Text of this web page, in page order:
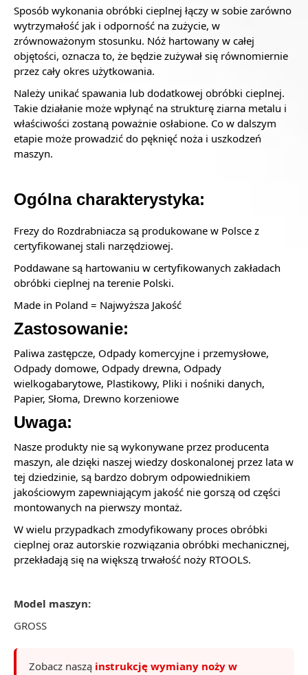
Sposób wykonania obróbki cieplnej łączy w sobie zarówno
wytrzymałość jak i odporność na zużycie, w
zrównoważonym stosunku. Nóż hartowany w całej
objętości, oznacza to, że będzie zużywał się równomiernie
przez cały okres użytkowania.
Należy unikać spawania lub dodatkowej obróbki cieplnej.
Takie działanie może wpłynąć na strukturę ziarna metalu i
właściwości zostaną poważnie osłabione. Co w dalszym
etapie może prowadzić do pęknięć noża i uszkodzeń
maszyn.
Ogólna charakterystyka:
Frezy do Rozdrabniacza są produkowane w Polsce z
certyfikowanej stali narzędziowej.
Poddawane są hartowaniu w certyfikowanych zakładach
obróbki cieplnej na terenie Polski.
Made in Poland = Najwyższa Jakość
Zastosowanie:
Paliwa zastępcze, Odpady komercyjne i przemysłowe,
Odpady domowe, Odpady drewna, Odpady
wielkogabarytowe, Plastikowy, Pliki i nośniki danych,
Papier, Słoma, Drewno korzeniowe
Uwaga:
Nasze produkty nie są wykonywane przez producenta
maszyn, ale dzięki naszej wiedzy doskonalonej przez lata w
tej dziedzinie, są bardzo dobrym odpowiednikiem
jakościowym zapewniającym jakość nie gorszą od części
montowanych na pierwszy montaż.
W wielu przypadkach zmodyfikowany proces obróbki
cieplnej oraz autorskie rozwiązania obróbki mechanicznej,
przekładają się na większą trwałość noży RTOOLS.
Model maszyn:
GROSS
Zobacz naszą instrukcję wymiany noży w